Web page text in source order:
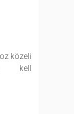
közeli
kell